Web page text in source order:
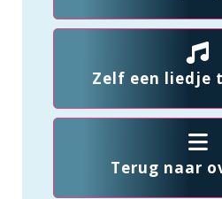
Zelf een liedje
Terug naar